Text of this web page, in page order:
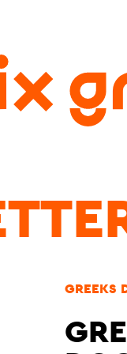
GREEKS